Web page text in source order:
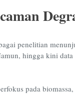
penelitian
hingga kini
pada